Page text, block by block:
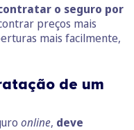
o seguro por
preços mais
mais facilmente,
de um
online, deve